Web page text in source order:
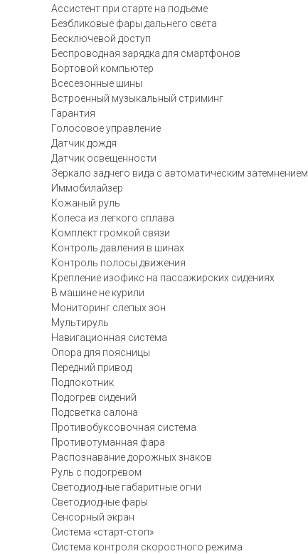
Ассистент при старте на подъеме
Безбликовые фары дальнего света
Бесключевой доступ
Беспроводная зарядка для смартфонов
Бортовой компьютер
Всесезонные шины
Встроенный музыкальный стриминг
Гарантия
Голосовое управление
Датчик дождя
Датчик освещенности
Зеркало заднего вида с автоматическим затемнением
Иммобилайзер
Кожаный руль
Колеса из легкого сплава
Комплект громкой связи
Контроль давления в шинах
Контроль полосы движения
Крепление изофикс на пассажирских сидениях
В машине не курили
Мониторинг слепых зон
Мультируль
Навигационная система
Опора для поясницы
Передний привод
Подлокотник
Подогрев сидений
Подсветка салона
Противобуксовочная система
Противотуманная фара
Распознавание дорожных знаков
Руль с подогревом
Светодиодные габаритные огни
Светодиодные фары
Сенсорный экран
Система «старт-стоп»
Система контроля скоростного режима